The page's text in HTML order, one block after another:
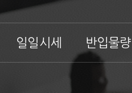
일일시세 반입물량